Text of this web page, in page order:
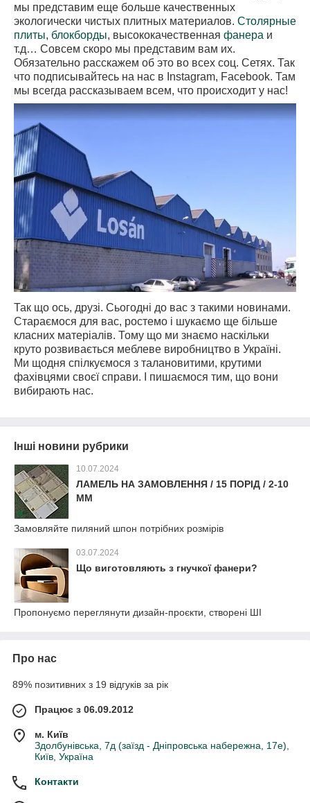
мы представим еще больше качественных
экологически чистых плитных материалов. Столярные
плиты, блокборды, высококачественная фанера и
т.д… Совсем скоро мы представим вам их.
Обязательно расскажем об это во всех соц. Сетях. Так
что подписывайтесь на нас в Instagram, Facebook. Там
мы всегда рассказываем всем, что происходит у нас!
Так що ось, друзі. Сьогодні до вас з такими новинами.
Стараємося для вас, ростемо і шукаємо ще більше
класних матеріалів. Тому що ми знаємо наскільки
круто розвивається меблеве виробництво в Україні.
Ми щодня спілкуємося з талановитими, крутими
фахівцями своєї справи. І пишаємося тим, що вони
вибирають нас.
Інші новини рубрики
10.07.2024
ЛАМЕЛЬ НА ЗАМОВЛЕННЯ / 15 ПОРІД / 2-10
ММ
Замовляйте пиляний шпон потрібних розмірів
03.07.2024
Що виготовляють з гнучкої фанери?
Пропонуємо переглянути дизайн-проєкти, створені ШІ
Про нас
89% позитивних з 19 відгуків за рік
Працює з 06.09.2012
м. Київ
Здолбунівська, 7д (заїзд - Дніпровська набережна, 17е),
Київ, Україна
Контакти